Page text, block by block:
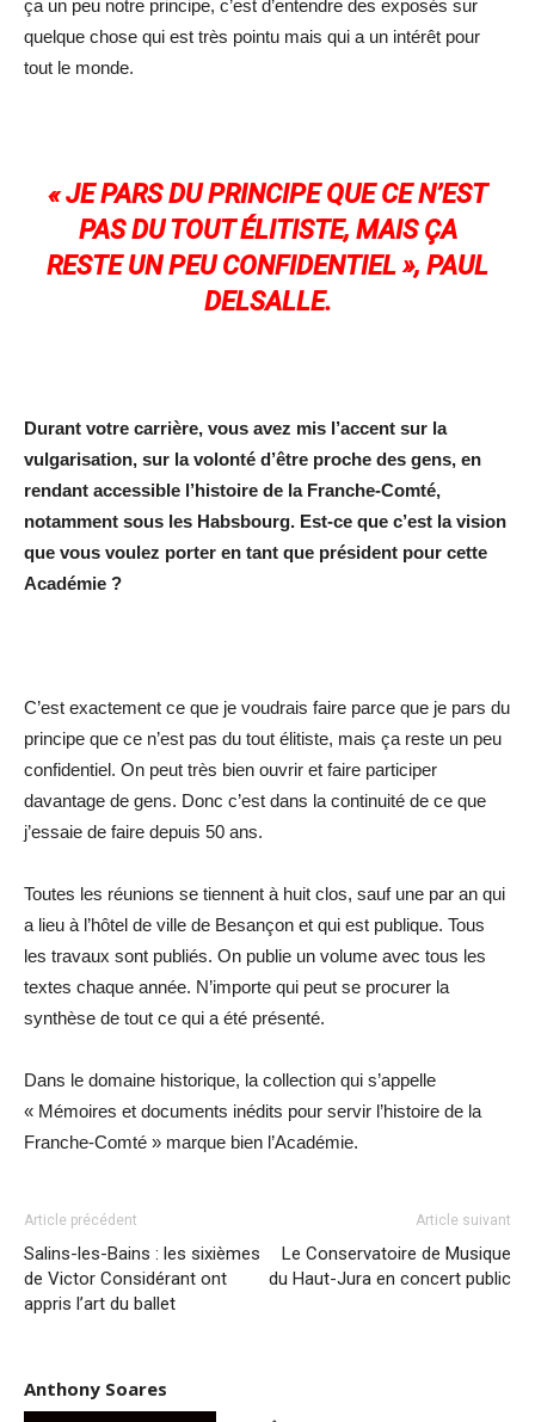
ça un peu notre principe, c’est d’entendre des exposés sur
quelque chose qui est très pointu mais qui a un intérêt pour
tout le monde.
« JE PARS DU PRINCIPE QUE CE N’EST
PAS DU TOUT ÉLITISTE, MAIS ÇA
RESTE UN PEU CONFIDENTIEL », PAUL
DELSALLE.
Durant votre carrière, vous avez mis l’accent sur la
vulgarisation, sur la volonté d’être proche des gens, en
rendant accessible l’histoire de la Franche-Comté,
notamment sous les Habsbourg. Est-ce que c’est la vision
que vous voulez porter en tant que président pour cette
Académie ?
C’est exactement ce que je voudrais faire parce que je pars du
principe que ce n’est pas du tout élitiste, mais ça reste un peu
confidentiel. On peut très bien ouvrir et faire participer
davantage de gens. Donc c’est dans la continuité de ce que
j’essaie de faire depuis 50 ans.
Toutes les réunions se tiennent à huit clos, sauf une par an qui
a lieu à l’hôtel de ville de Besançon et qui est publique. Tous
les travaux sont publiés. On publie un volume avec tous les
textes chaque année. N’importe qui peut se procurer la
synthèse de tout ce qui a été présenté.
Dans le domaine historique, la collection qui s’appelle
« Mémoires et documents inédits pour servir l’histoire de la
Franche-Comté » marque bien l’Académie.
Article précédent
Salins-les-Bains : les sixièmes
de Victor Considérant ont
appris l’art du ballet
Article suivant
Le Conservatoire de Musique
du Haut-Jura en concert public
Anthony Soares